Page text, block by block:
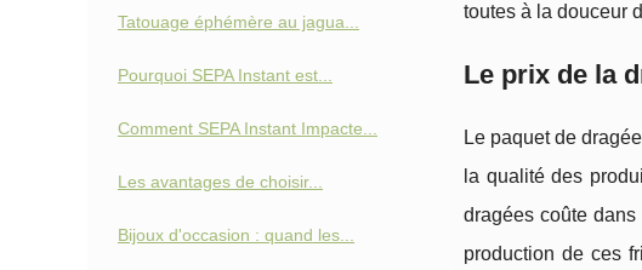
toutes à la douceur
Le prix de la
Le paquet de
la qualité des
dragées coûte
production de ces
Tatouage éphémère au jagua...
Pourquoi SEPA Instant est...
Comment SEPA Instant Impacte...
Les avantages de choisir...
Bijoux d'occasion : quand les...